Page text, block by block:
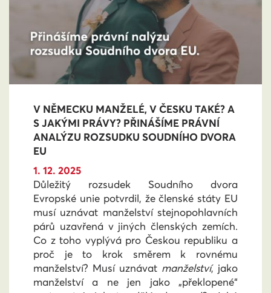
V NĚMECKU MANŽELÉ, V ČESKU TAKÉ? A
S JAKÝMI PRÁVY? PŘINÁŠÍME PRÁVNÍ
ANALÝZU ROZSUDKU SOUDNÍHO DVORA
EU
1. 12. 2025
Důležitý rozsudek Soudního dvora
Evropské unie potvrdil, že členské státy EU
musí uznávat manželství stejnopohlavních
párů uzavřená v jiných členských zemích.
Co z toho vyplývá pro Českou republiku a
proč je to krok směrem k rovnému
manželství? Musí uznávat manželství, jako
manželství a ne jen jako „překlopené“